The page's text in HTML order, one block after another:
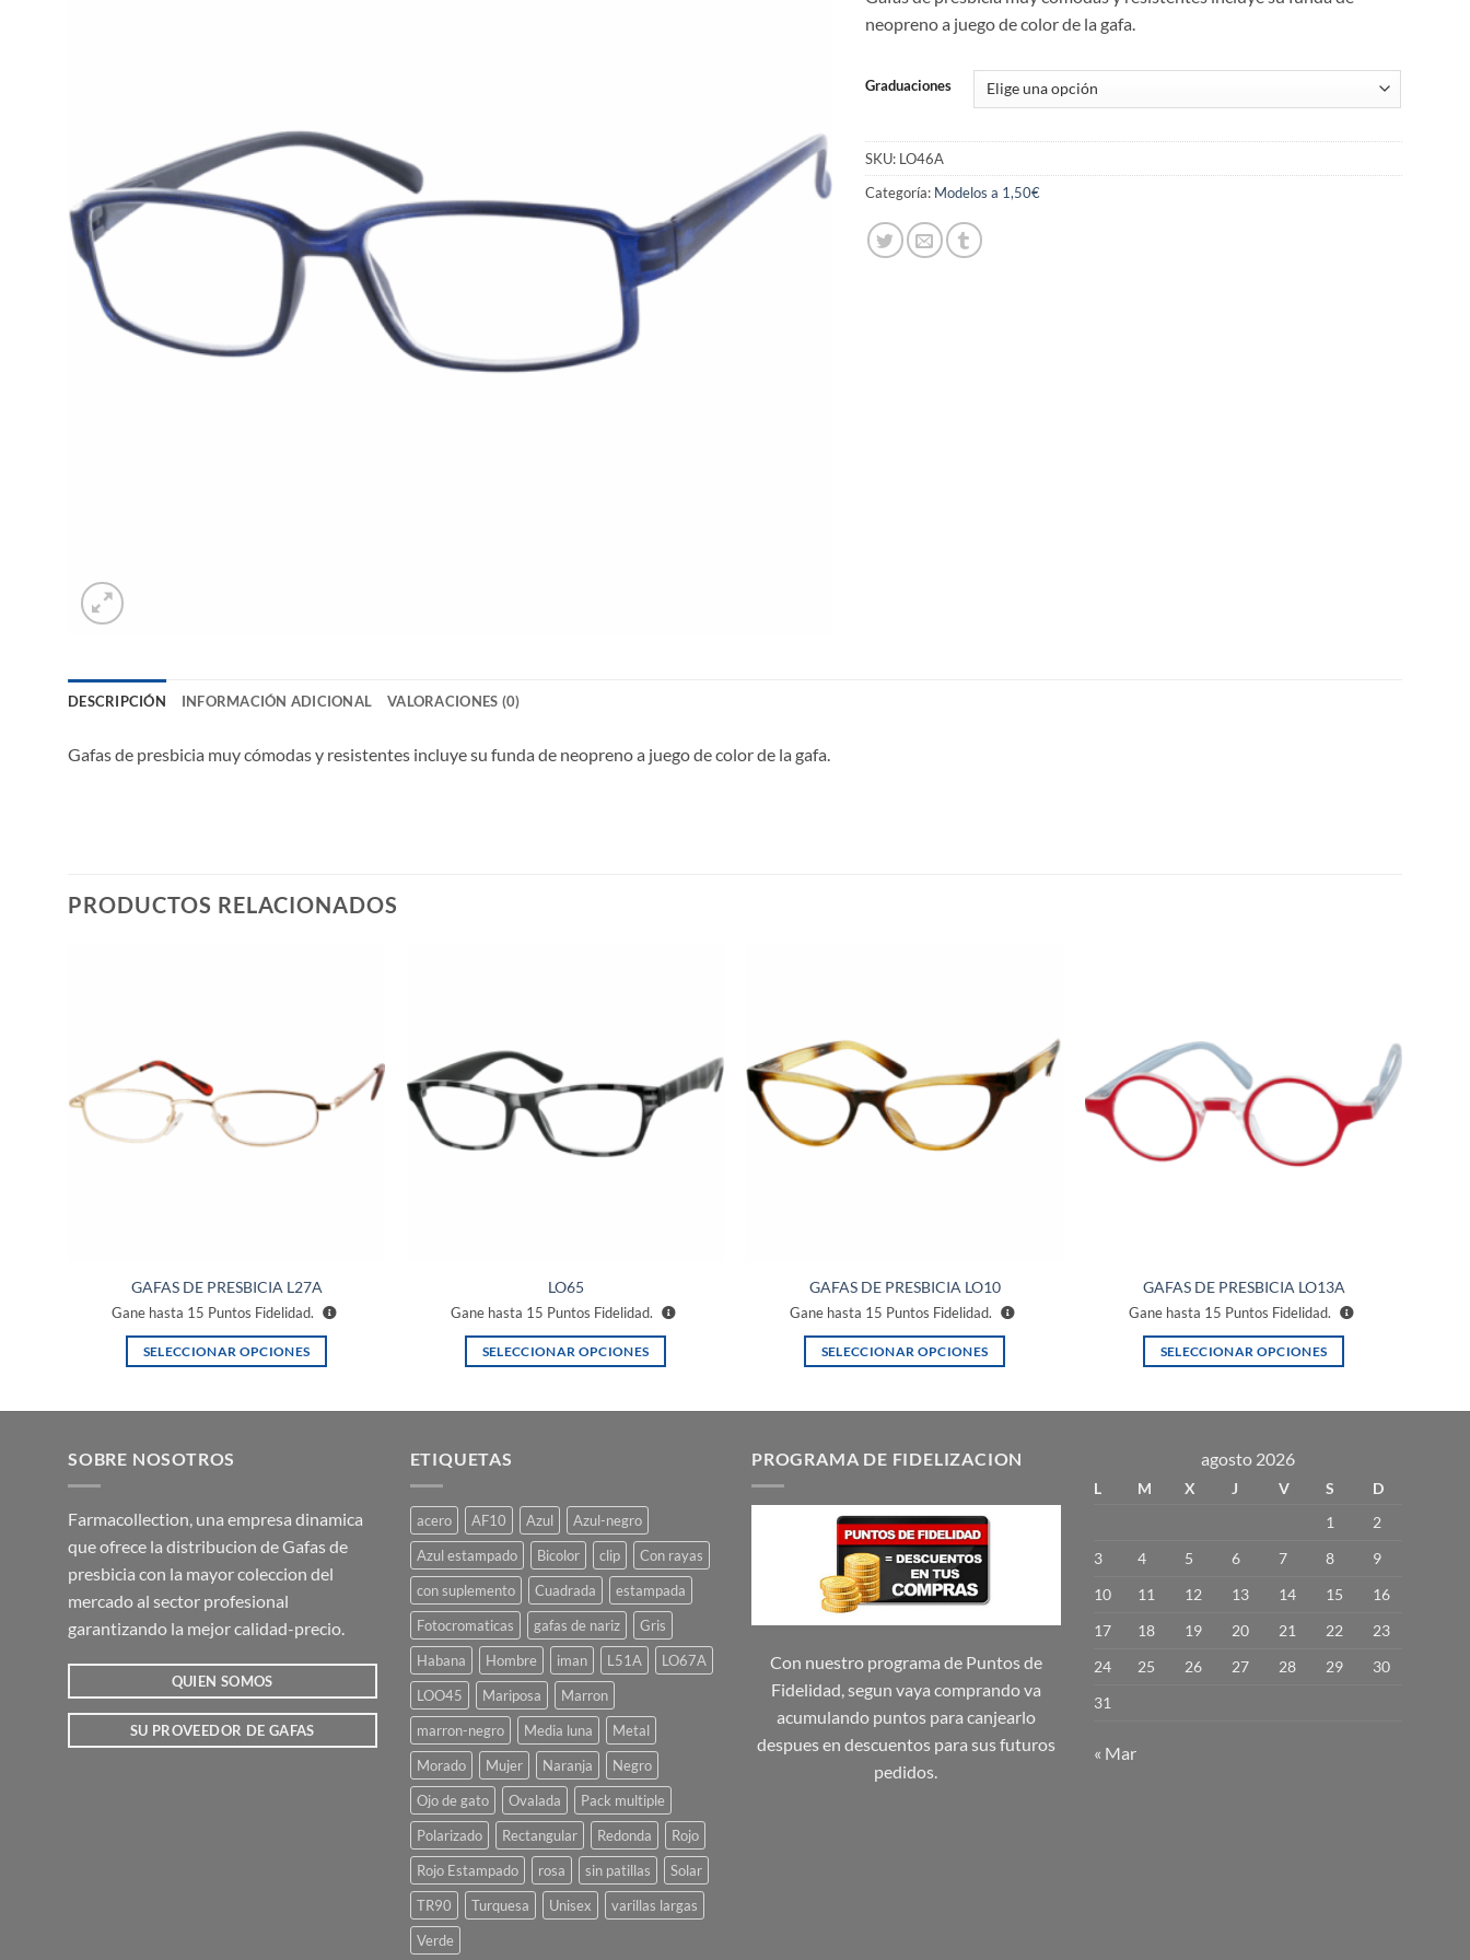
neopreno a juego de color de la gafa.
Graduaciones
SKU: LO46A
Categoría: Modelos a 1,50€
DESCRIPCIÓN INFORMACIÓN ADICIONAL VALORACIONES (0)
Gafas de presbicia muy cómodas y resistentes incluye su funda de neopreno a juego de color de la gafa.
PRODUCTOS RELACIONADOS
GAFAS DE PRESBICIA L27A
Gane hasta 15 Puntos Fidelidad.
SELECCIONAR OPCIONES
múltiples
opciones
se
pueden
elegir
en
página
producto
LO65
Gane hasta 15 Puntos Fidelidad.
SELECCIONAR OPCIONES
Las
opciones
se
pueden
elegir
en
la
página
de
producto
deseos
GAFAS DE PRESBICIA LO10
Gane hasta 15 Puntos Fidelidad.
SELECCIONAR OPCIONES
múltiples
Las
opciones
se
pueden
elegir
en
de
producto
GAFAS DE PRESBICIA LO13A
Gane hasta 15 Puntos Fidelidad.
SELECCIONAR OPCIONES
múltiples
variantes.
elegir
en
SOBRE NOSOTROS
Farmacollection, una empresa dinamica
que ofrece la distribucion de Gafas de
presbicia con la mayor coleccion del
mercado al sector profesional
garantizando la mejor calidad-precio.
QUIEN SOMOS
SU PROVEEDOR DE GAFAS
ETIQUETAS
acero AF10 Azul
Azul-negro
Azul estampado
Bicolor clip
Con rayas
con suplemento
Cuadrada
estampada
Fotocromaticas
gafas de nariz
Gris
Habana
Hombre iman L51A
LO67A
LOO45
Mariposa
Marron
marron-negro
Media luna
Metal
Morado
Mujer Naranja
Negro
Ojo de gato
Ovalada
Pack multiple
Polarizado
Rectangular Redonda
Rojo
Rojo Estampado
rosa sin patillas
Solar
TR90
Turquesa Unisex
varillas largas
Verde
PROGRAMA DE FIDELIZACION
Con nuestro programa de Puntos de
Fidelidad, segun vaya comprando va
acumulando puntos para canjearlo
despues en descuentos para sus futuros
pedidos.
agosto 2026
L M X J V S
D
1
2
3
4 5 6 7 8
9
10
11 12 13 14 15
16
17
18 19 20 21 22
23
24
25 26 27 28 29
30
31
« Mar